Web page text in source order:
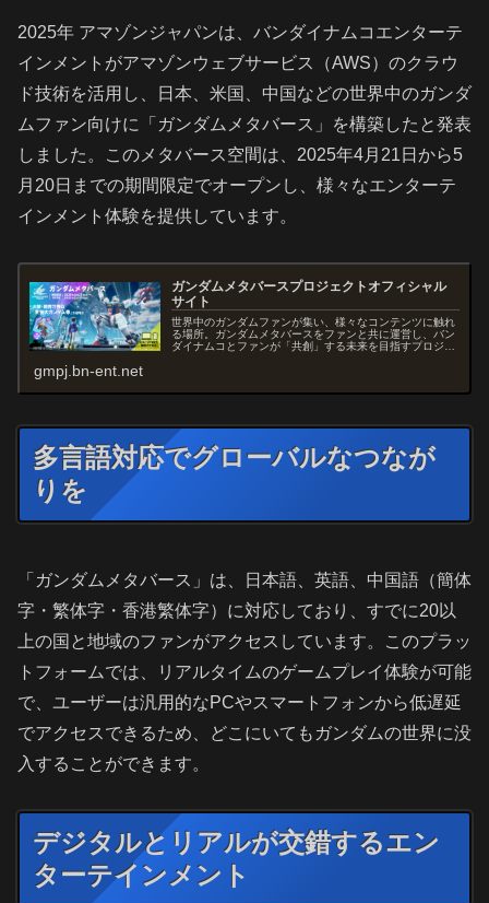
2025年 アマゾンジャパンは、バンダイナムコエンターテ
インメントがアマゾンウェブサービス（AWS）のクラウ
ド技術を活用し、日本、米国、中国などの世界中のガンダ
ムファン向けに「ガンダムメタバース」を構築したと発表
しました。このメタバース空間は、2025年4月21日から5
月20日までの期間限定でオープンし、様々なエンターテ
インメント体験を提供しています。
ガンダムメタバースプロジェクトオフィシャル
サイト
世界中のガンダムファンが集い、様々なコンテンツに触れ
る場所。ガンダムメタバースをファンと共に運営し、バン
ダイナムコとファンが「共創」する未来を目指すプロジェ
gmpj.bn-ent.net
多言語対応でグローバルなつなが
りを
「ガンダムメタバース」は、日本語、英語、中国語（簡体
字・繁体字・香港繁体字）に対応しており、すでに20以
上の国と地域のファンがアクセスしています。このプラッ
トフォームでは、リアルタイムのゲームプレイ体験が可能
で、ユーザーは汎用的なPCやスマートフォンから低遅延
でアクセスできるため、どこにいてもガンダムの世界に没
入することができます。
デジタルとリアルが交錯するエン
ターテインメント